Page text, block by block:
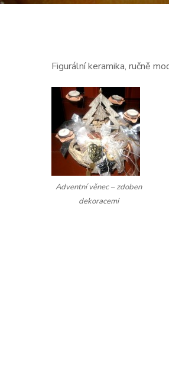
Figurální keramika, ručně
Adventní věnec – zdoben
dekoracemi